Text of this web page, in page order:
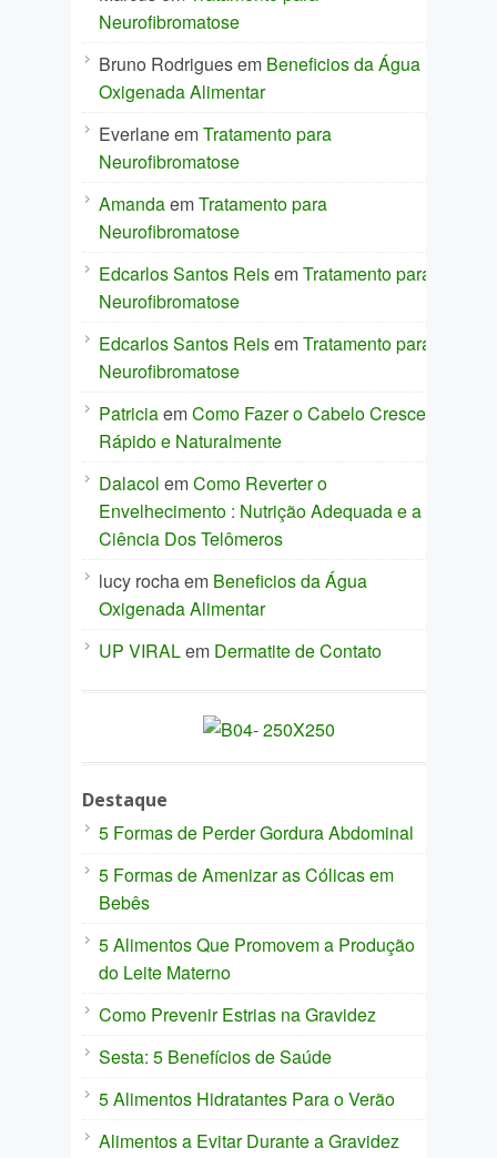
Neurofibromatose
Bruno Rodriguesem Beneficios da Água
Oxigenada Alimentar
EverlaneemTratamento para
Neurofibromatose
AmandaemTratamento para
Neurofibromatose
Edcarlos Santos ReisemTratamento para
Neurofibromatose
Edcarlos Santos ReisemTratamento para
Neurofibromatose
PatriciaemComo Fazer o Cabelo Crescer
Rápido e Naturalmente
Dalacol emComo Reverter o
Envelhecimento : Nutrição Adequada e a
Ciência Dos Telômeros
lucy rochaem Beneficios da Água
Oxigenada Alimentar
UP VIRALem Dermatite de Contato
Destaque
5 Formas de Perder Gordura Abdominal
5 Formas de Amenizar as Cólicas em
Bebês
5 Alimentos Que Promovem a Produção
do Leite Materno
Como Prevenir Estrias na Gravidez
Sesta: 5 Benefícios de Saúde
5 Alimentos Hidratantes Para o Verão
Alimentos a Evitar Durante a Gravidez